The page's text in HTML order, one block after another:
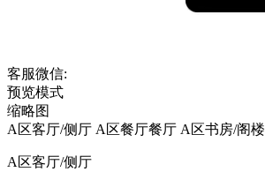
客服微信:
预览模式
缩略图
A区客厅/侧厅 A区餐厅餐厅 A区书房/阁楼
A区客厅/侧厅